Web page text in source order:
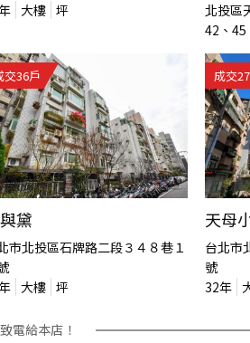
大樓 坪
北投區
42、45
交36戶
黛
市北投區石牌路二段３４８巷１
大樓 坪
成交27
天母
台北市
號
32年
電給本店！